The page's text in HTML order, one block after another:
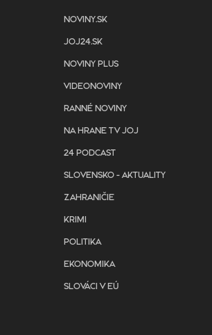
NOVINY.SK
JOJ24.SK
NOVINY PLUS
VIDEONOVINY
RANNÉ NOVINY
NA HRANE TV JOJ
24 PODCAST
SLOVENSKO - AKTUALITY
ZAHRANIČIE
KRIMI
POLITIKA
EKONOMIKA
SLOVÁCI V EÚ